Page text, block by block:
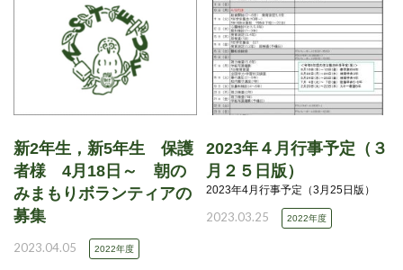
新2年生，新5年生 保護
者様 4月18日～ 朝の
みまもりボランティアの
募集
2023.04.05 2022年度
2023年４月行事予定（３
月２５日版）
2023年4月行事予定（3月25日版）
2023.03.25 2022年度